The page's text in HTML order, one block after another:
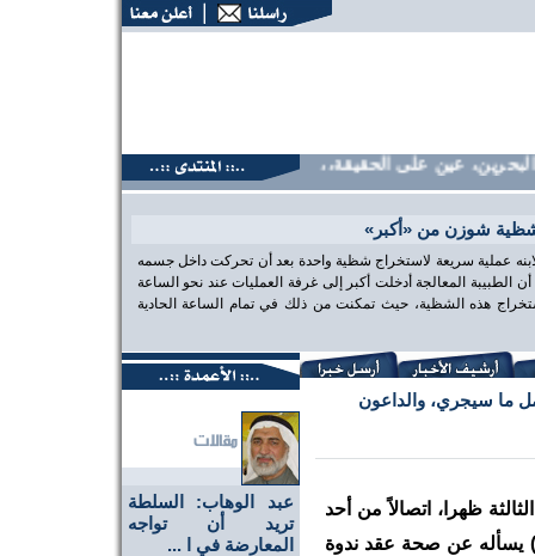
عين على الحقيقة،، منتديات البحرين، عين على
شوزن من «أكبر»
عملية سريعة لاستخراج شظية واحدة بعد أن تحركت داخل جسمه
المعالجة أدخلت أكبر إلى غرفة العمليات عند نحو الساعة
هذه الشظية، حيث تمكنت من ذلك في تمام الساعة الحادية
عبد الوهاب: السلطة
تريد أن تواجه
المعارضة في ا ...
ما سيجري، والداعون
ظهرا، اتصالاً من أحد
يسأله عن صحة عقد ندوة